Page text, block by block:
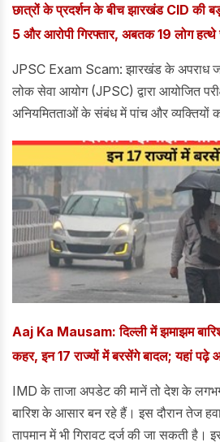
छात्रों के प्रदर्शन के बीच झारखंड CID की बड़ी
5 और आरोपी गिरफ्तार, अबतक 19 लोग
JPSC Exam Scam: झारखंड के अपराध
लोक सेवा आयोग (JPSC) द्वारा आयोजित
अनियमितताओं के संबंध में पांच और व्यक्तियों
अब 19 हो गई है। जानकारी के अनुसार, ये
हुई हैं।
Aaj Ka Mausam: दिल्ली में झमाझम
कहर, इन 17 राज्यों में बरसेंगे बादल; यहां
IMD के ताजा अपडेट की मानें तो देश के लगभग
बारिश के आसार बन रहे हैं। इस दौरान तेज
तापमान में भी गिरावट दर्ज की जा सकती है।